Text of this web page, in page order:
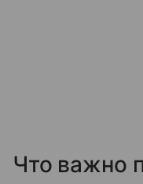
Что важно